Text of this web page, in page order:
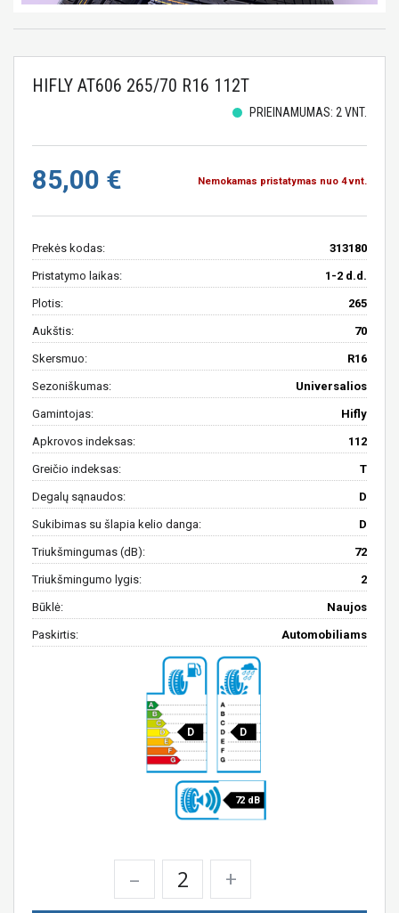
HIFLY AT606 265/70 R16 112T
PRIEINAMUMAS: 2 VNT.
85,00 € Nemokamas pristatymas nuo 4 vnt.
Prekės kodas: 313180
Pristatymo laikas: 1-2 d.d.
Plotis: 265
Aukštis: 70
Skersmuo: R16
Sezoniškumas: Universalios
Gamintojas: Hifly
Apkrovos indeksas: 112
Greičio indeksas: T
Degalų sąnaudos: D
Sukibimas su šlapia kelio danga: D
Triukšmingumas (dB): 72
Triukšmingumo lygis: 2
Būklė: Naujos
Paskirtis: Automobiliams
D D
72 dB
– +